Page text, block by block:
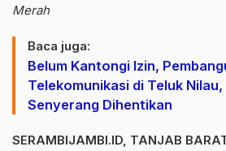
Merah
Baca juga:
Belum Kantongi Izin,
Telekomunikasi di Teluk
Senyerang Dihentikan
SERAMBIJAMBI.ID, TANJAB